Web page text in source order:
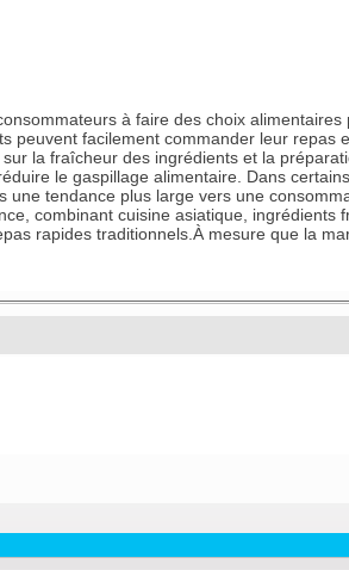
à faire des choix alimentaires
peuvent facilement commander leur repas
la fraîcheur des ingrédients et la
le gaspillage alimentaire. Dans certains
une tendance plus large vers une
combinant cuisine asiatique, ingrédients
rapides traditionnels.À mesure que la